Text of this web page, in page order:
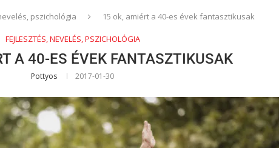
pszichológia 15 ok, amiért a 40-es évek fantasztikusak
FEJLESZTÉS, NEVELÉS, PSZICHOLÓGIA
A 40-ES ÉVEK FANTASZTIKUSAK
Pottyos 2017-01-30